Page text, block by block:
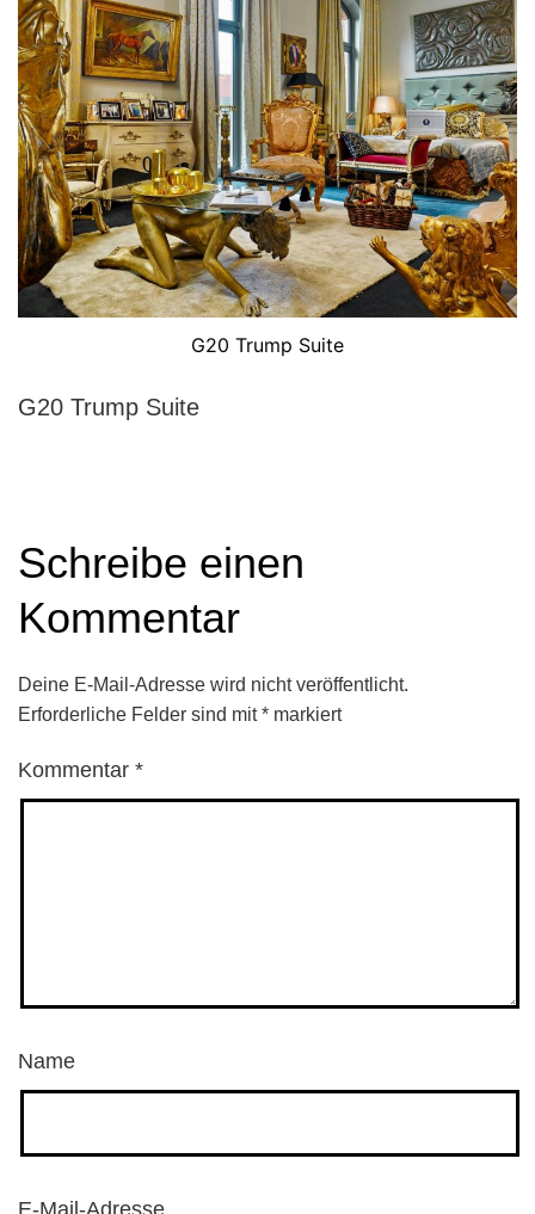
G20 Trump Suite
G20 Trump Suite
Schreibe einen
Kommentar
Deine E-Mail-Adresse wird nicht veröffentlicht.
Erforderliche Felder sind mit* markiert
Kommentar *
Name